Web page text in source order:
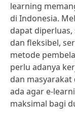
learning
di Indonesia.
dapat
dan fleksibel,
metode
perlu adanya
dan
ada agar e-
maksimal bagi